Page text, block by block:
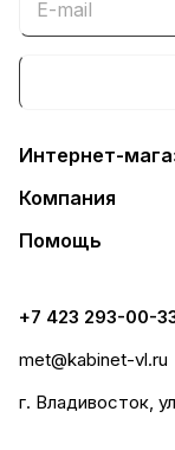
Интернет-
Компания
Помощь
+7 423 293-00-
met@kabinet-vl.ru
г. Владивосток,